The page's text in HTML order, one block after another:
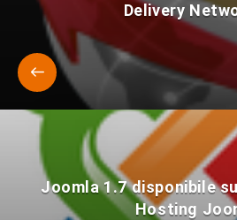
Delivery
Joomla 1.7 disponibile
Hosting